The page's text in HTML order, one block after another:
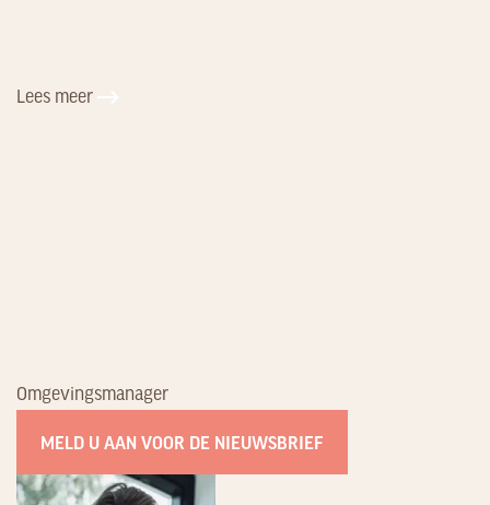
Lees meer
Omgevingsmanager
MELD U AAN VOOR DE NIEUWSBRIEF